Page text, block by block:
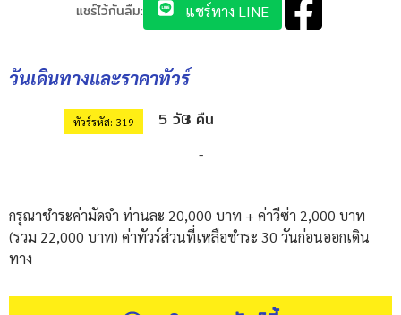
แชร์ไว้กันลืม: แชร์ทาง LINE
วันเดินทางและราคาทัวร์
ทัวร์รหัส: 319 5 วัน3 คืน
-
กรุณาชำระค่ามัดจำ ท่านละ 20,000 บาท + ค่าวีซ่า 2,000 บาท
(รวม 22,000 บาท) ค่าทัวร์ส่วนที่เหลือชำระ 30 วันก่อนออกเดิน
ทาง